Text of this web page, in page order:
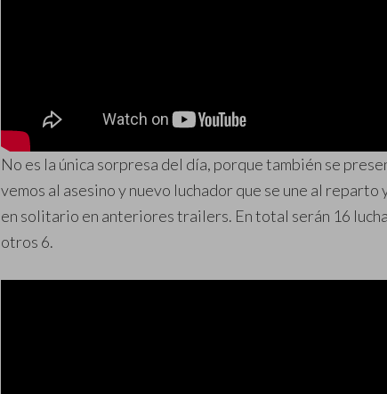
No es la única sorpresa del día, porque también se
vemos al asesino y nuevo luchador que se une al
en solitario en anteriores trailers. En total serán 16
otros 6.